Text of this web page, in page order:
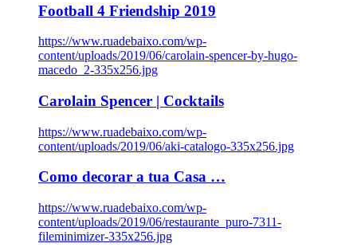
Football 4 Friendship 2019
https://www.ruadebaixo.com/wp-
content/uploads/2019/06/carolain-spencer-by-hugo-
macedo_2-335x256.jpg
Carolain Spencer | Cocktails
https://www.ruadebaixo.com/wp-
content/uploads/2019/06/aki-catalogo-335x256.jpg
Como decorar a tua Casa …
https://www.ruadebaixo.com/wp-
content/uploads/2019/06/restaurante_puro-7311-
fileminimizer-335x256.jpg